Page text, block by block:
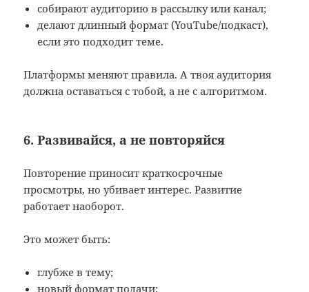
собирают аудиторию в рассылку или канал;
делают длинный формат (YouTube/подкаст),
если это подходит теме.
Платформы меняют правила. А твоя аудитория
должна оставаться с тобой, а не с алгоритмом.
6. Развивайся, а не повторяйся
Повторение приносит краткосрочные
просмотры, но убивает интерес. Развитие
работает наоборот.
Это может быть:
глубже в тему;
новый формат подачи;